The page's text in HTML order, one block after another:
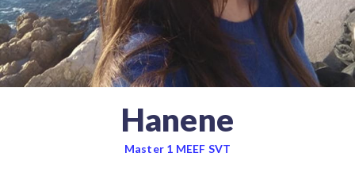
Hanene
Master 1 MEEF SVT